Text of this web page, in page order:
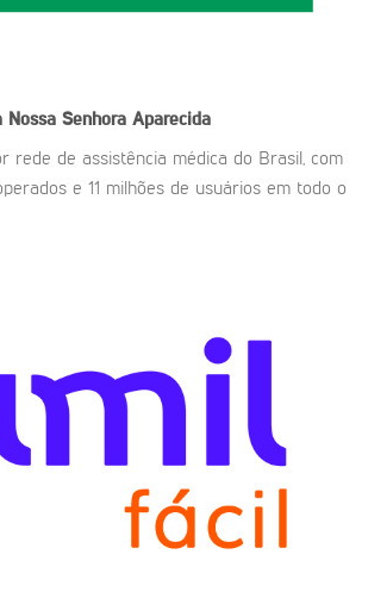
Nossa Senhora Aparecida
rede de assistência médica do Brasil, com
e 11 milhões de usuários em todo o